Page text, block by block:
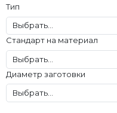
Тип
Стандарт на материал
Диаметр заготовки